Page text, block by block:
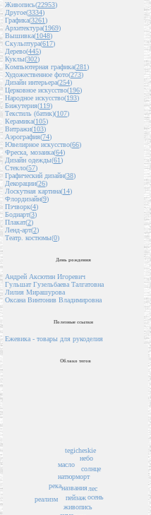
Живопись(22953)
Другое(3334)
Графика(3261)
Архитектура(1969)
Вышивка(1048)
Скульптура(617)
Дерево(445)
Куклы(302)
Компьютерная графика(281)
Художественное фото(273)
Дизайн интерьера(254)
Церковное искусство(196)
Народное искусство(193)
Бижутерия(119)
Текстиль (батик)(107)
Керамика(105)
Витражи(103)
Аэрография(74)
Ювелирное искусство(66)
Фреска, мозаика(64)
Дизайн одежды(61)
Стекло(57)
Графический дизайн(38)
Декорации(26)
Лоскутная картина(14)
Флордизайн(9)
Пэчворк(4)
Бодиарт(3)
Плакат(2)
Ленд-арт(2)
Театр. костюмы(0)
День рождения
Андрей Аксютин Игоревич
Гульшат Гузельбаева Талгатовна
Лилия Мирашурова
Оксана Винтонив Владимировна
Полезные ссылки
Ежевика - товары для рукоделия
Облако тегов
пейзаж
названия
живопись
натюрморт
солнце
лес
осень
масло
река
tegicheskie
реализм
небо